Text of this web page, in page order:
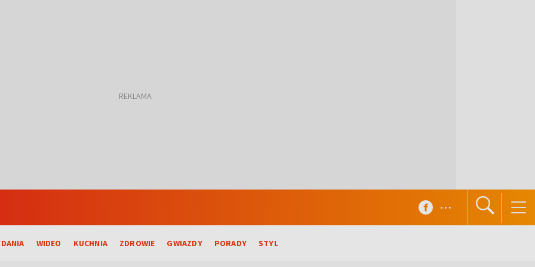
WIDEO KUCHNIA ZDROWIE GWIAZDY PORADY STYL
...